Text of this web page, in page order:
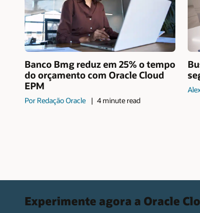
Banco Bmg reduz em 25% o tempo
do orçamento com Oracle Cloud
EPM
Por Redação Oracle 4 minute read
Experimente agora a Oracle